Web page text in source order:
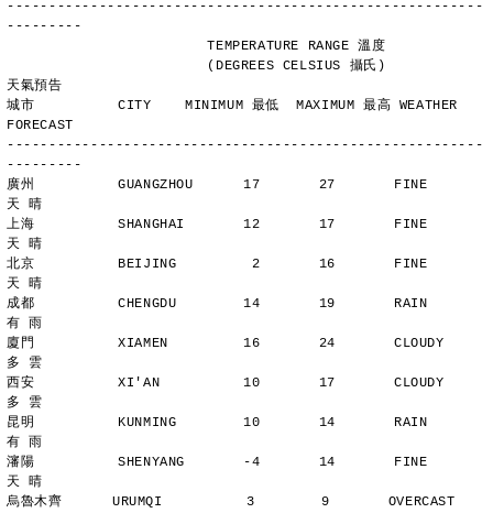
---------------------------------------------------------
---------
                        TEMPERATURE RANGE 溫度
天氣預告
城市          CITY    MINIMUM 最低  MAXIMUM 最高 WEATHER
FORECAST
---------------------------------------------------------
---------
廣州          GUANGZHOU      17       27       FINE
天 晴
上海          SHANGHAI       12       17       FINE
天 晴
北京          BEIJING         2       16       FINE
天 晴
成都          CHENGDU        14       19       RAIN
有 雨
廈門          XIAMEN         16       24       CLOUDY
多 雲
西安          XI'AN          10       17       CLOUDY
多 雲
昆明          KUNMING        10       14       RAIN
有 雨
瀋陽          SHENYANG       -4       14       FINE
天 晴
烏魯木齊      URUMQI          3        9       OVERCAST